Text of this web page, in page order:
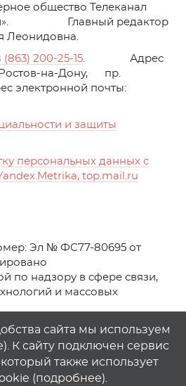
общество Телеканал
Главный редактор
Леонидовна.
(863) 200-25-15. Адрес
Ростов-на-Дону, пр.
электронной почты:
и защиты
персональных данных с
top.mail.ru
Эл № ФС77-80695 от
по надзору в сфере связи,
и массовых
Ростовский» (2021-2025)
материалов сайта возможно
гиперссылки на1rostov.tv
сайта мы используем
). К сайту подключен сервис
также использует
(подробнее).